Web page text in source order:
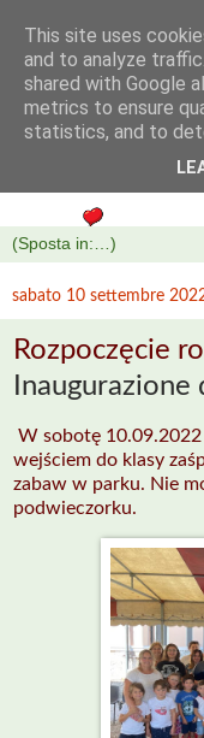
sabato 10 settembre
Rozpoczęcie
W sobotę 10.09.2022
wejściem do klasy
zabaw w parku. Nie
podwieczorku.
This site uses
and to analyze
shared with Google
metrics to ensure
statistics, and to